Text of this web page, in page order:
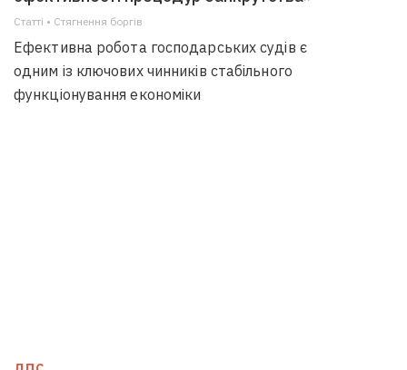
Статті • Стягнення боргiв
Ефективна робота господарських судів є
одним із ключових чинників стабільного
функціонування економіки